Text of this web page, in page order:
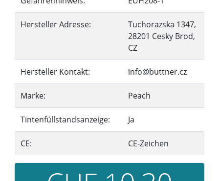
Hersteller Adresse:
Tuchorazska 1347,
28201 Cesky Brod,
CZ
Hersteller Kontakt: info@buttner.cz
Marke: Peach
Tintenfüllstandsanzeige: Ja
CE: CE-Zeichen